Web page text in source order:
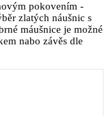
pokovením -
zlatých náušnic s
máušnice je možné
nabo závěs dle